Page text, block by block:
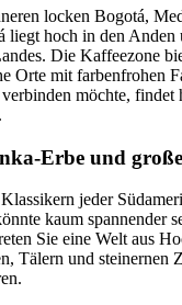
locken Bogotá,
liegt hoch in den Anden
Die Kaffeezone
Orte mit farbenfrohen
möchte, findet
Erbe und
jeder
kaum spannender
Sie eine Welt aus
Tälern und steinernen